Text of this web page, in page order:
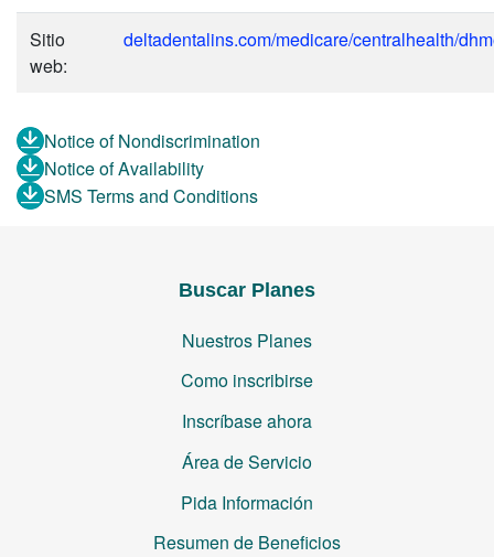
Sitio
web:
deltadentalins.com/medicare/centralhealth/
Notice of Nondiscrimination
Notice of Availability
SMS Terms and Conditions
Buscar Planes
Nuestros Planes
Como inscribirse
Inscríbase ahora
Área de Servicio
Pida Información
Resumen de Beneficios